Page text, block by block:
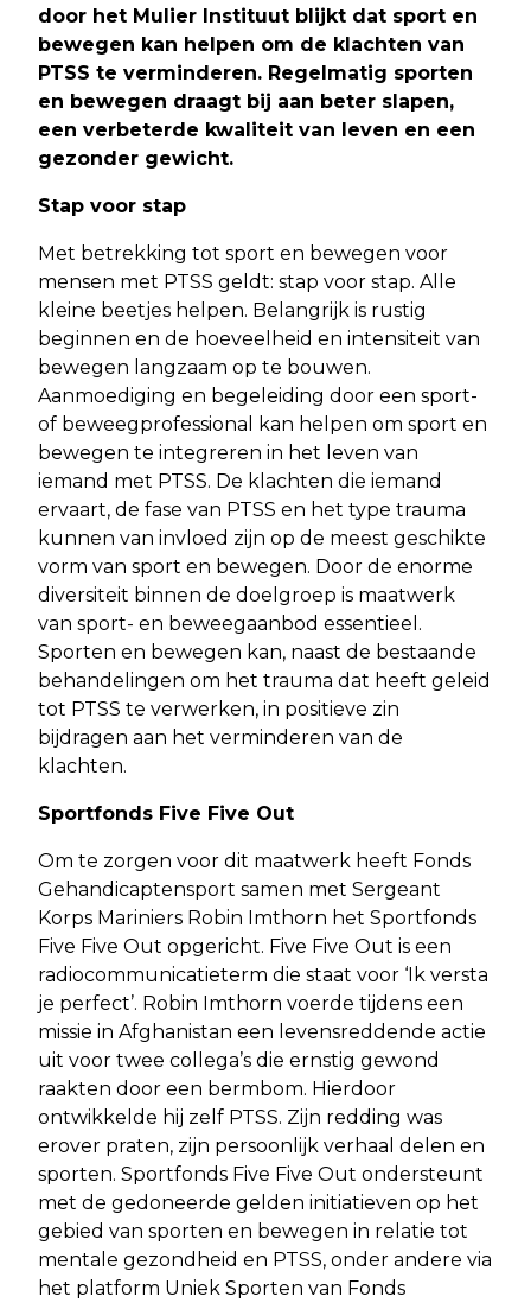
door het Mulier Instituut blijkt dat sport en
bewegen kan helpen om de klachten van
PTSS te verminderen. Regelmatig sporten
en bewegen draagt bij aan beter slapen,
een verbeterde kwaliteit van leven en een
gezonder gewicht.
Stap voor stap
Met betrekking tot sport en bewegen voor
mensen met PTSS geldt: stap voor stap. Alle
kleine beetjes helpen. Belangrijk is rustig
beginnen en de hoeveelheid en intensiteit van
bewegen langzaam op te bouwen.
Aanmoediging en begeleiding door een sport-
of beweegprofessional kan helpen om sport en
bewegen te integreren in het leven van
iemand met PTSS. De klachten die iemand
ervaart, de fase van PTSS en het type trauma
kunnen van invloed zijn op de meest geschikte
vorm van sport en bewegen. Door de enorme
diversiteit binnen de doelgroep is maatwerk
van sport- en beweegaanbod essentieel.
Sporten en bewegen kan, naast de bestaande
behandelingen om het trauma dat heeft geleid
tot PTSS te verwerken, in positieve zin
bijdragen aan het verminderen van de
klachten.
Sportfonds Five Five Out
Om te zorgen voor dit maatwerk heeft Fonds
Gehandicaptensport samen met Sergeant
Korps Mariniers Robin Imthorn het Sportfonds
Five Five Out opgericht. Five Five Out is een
radiocommunicatieterm die staat voor ‘Ik versta
je perfect’. Robin Imthorn voerde tijdens een
missie in Afghanistan een levensreddende actie
uit voor twee collega’s die ernstig gewond
raakten door een bermbom. Hierdoor
ontwikkelde hij zelf PTSS. Zijn redding was
erover praten, zijn persoonlijk verhaal delen en
sporten. Sportfonds Five Five Out ondersteunt
met de gedoneerde gelden initiatieven op het
gebied van sporten en bewegen in relatie tot
mentale gezondheid en PTSS, onder andere via
het platform Uniek Sporten van Fonds